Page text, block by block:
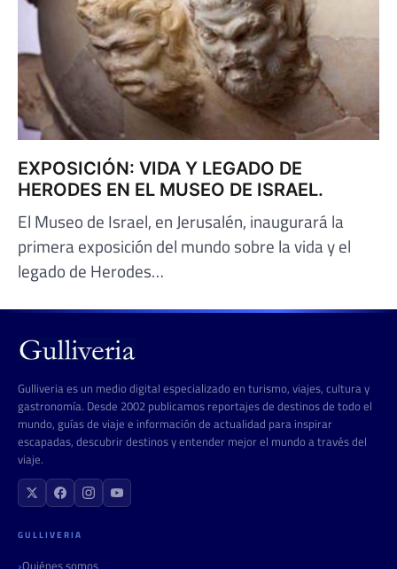
EXPOSICIÓN: VIDA Y LEGADO DE
HERODES EN EL MUSEO DE ISRAEL.
El Museo de Israel, en Jerusalén, inaugurará la
primera exposición del mundo sobre la vida y el
legado de Herodes…
Gulliveria es un medio digital especializado en turismo, viajes, cultura y
gastronomía. Desde 2002 publicamos reportajes de destinos de todo el
mundo, guías de viaje e información de actualidad para inspirar
escapadas, descubrir destinos y entender mejor el mundo a través del
viaje.
GULLIVERIA